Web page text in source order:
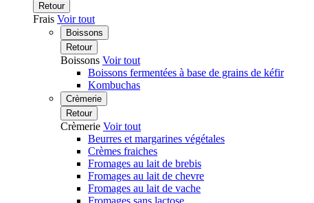
Retour
Frais Voir tout
Boissons
Retour
Boissons Voir tout
Boissons fermentées à base de grains de kéfir
Kombuchas
Crèmerie
Retour
Crèmerie Voir tout
Beurres et margarines végétales
Crèmes fraiches
Fromages au lait de brebis
Fromages au lait de chevre
Fromages au lait de vache
Fromages sans lactose